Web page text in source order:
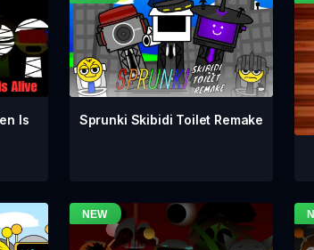
Is
Sprunki Skibidi Toilet Remake